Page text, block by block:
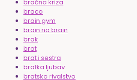
bračna kriza
braco
brain gym
brain no brain
brak
brat
brat i sestra
bratka ljubav
bratsko rivalstvo